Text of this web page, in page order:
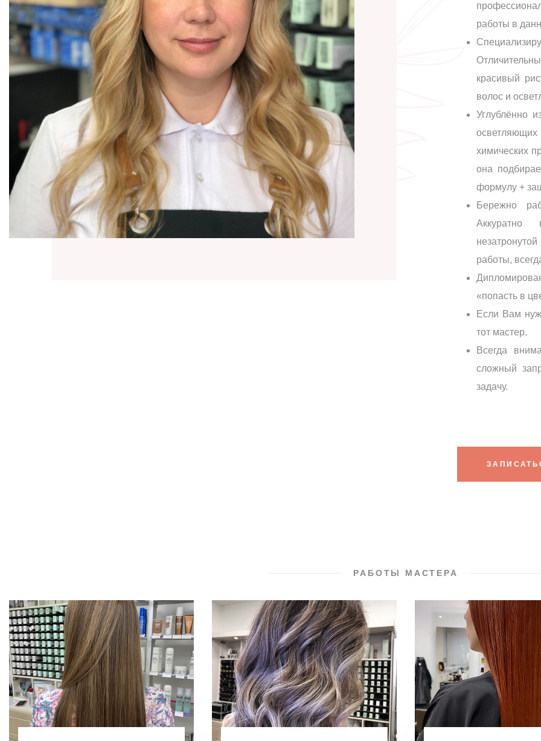
работы в
красивый
волос и
Углублённо
химических
она
формулу +
Бережно
Аккуратно
работы,
«попасть в
Если Вам
тот мастер.
Всегда
сложный
задачу.
РАБОТЫ МАСТЕРА